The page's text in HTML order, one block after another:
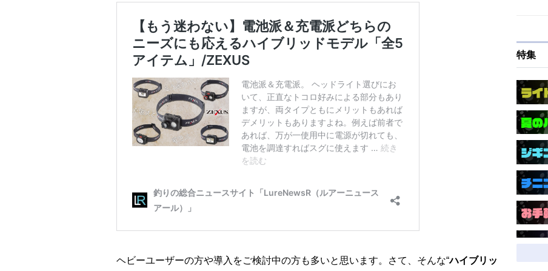
ヘビーユーザーの方や導入をご検討中の方も多いと思います。さて、そんな“ハイブリッ
特集